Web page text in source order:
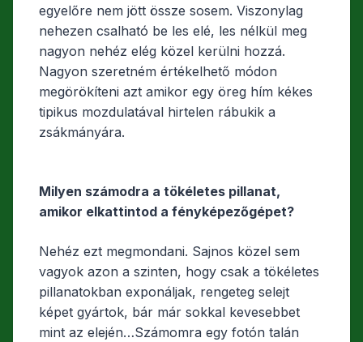
egyelőre nem jött össze sosem. Viszonylag
nehezen csalható be les elé, les nélkül meg
nagyon nehéz elég közel kerülni hozzá.
Nagyon szeretném értékelhető módon
megörökíteni azt amikor egy öreg hím kékes
tipikus mozdulatával hirtelen rábukik a
zsákmányára.
Milyen számodra a tökéletes pillanat,
amikor elkattintod a fényképezőgépet?
Nehéz ezt megmondani. Sajnos közel sem
vagyok azon a szinten, hogy csak a tökéletes
pillanatokban exponáljak, rengeteg selejt
képet gyártok, bár már sokkal kevesebbet
mint az elején…Számomra egy fotón talán